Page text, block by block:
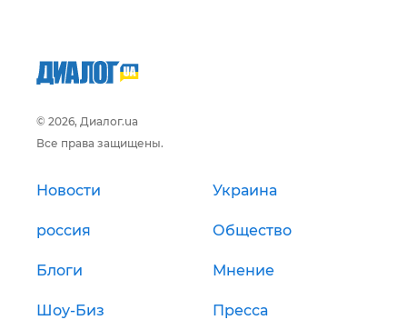
© 2026, Диалог.ua
Все права защищены.
Новости Украина
россия Общество
Блоги Мнение
Шоу-Биз Пресса